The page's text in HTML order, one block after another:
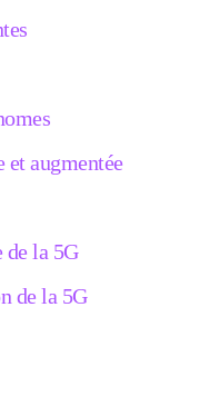
augmentée
de la 5G
de la 5G